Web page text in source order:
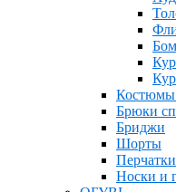
Костюмы
Брюки
Бриджи
Шорты
Носки и